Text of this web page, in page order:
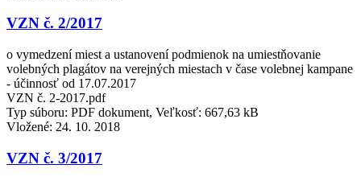
VZN č. 2/2017
o vymedzení miest a ustanovení podmienok na umiestňovanie
volebných plagátov na verejných miestach v čase volebnej kampane
- účinnosť od 17.07.2017
VZN č. 2-2017.pdf
Typ súboru: PDF dokument, Veľkosť: 667,63 kB
Vložené: 24. 10. 2018
VZN č. 3/2017